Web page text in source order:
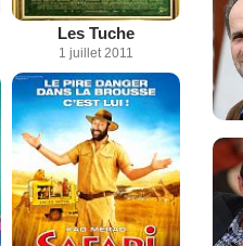
Les Tuche
1 juillet 2011